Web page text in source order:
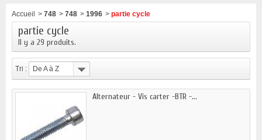
Accueil > 748 > 748 > 1996 > partie cycle
partie cycle
Il y a 29 produits.
Tri : De A à Z
Alternateur - Vis carter -BTR -...